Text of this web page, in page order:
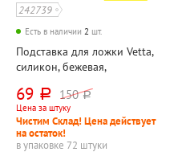
242739
Есть в наличии 2 шт.
Подставка для ложки Vetta,
силикон, бежевая,
69 руб. 150 руб.
Цена за штуку
Чистим Склад! Цена действует
на остаток!
в упаковке 72 штуки